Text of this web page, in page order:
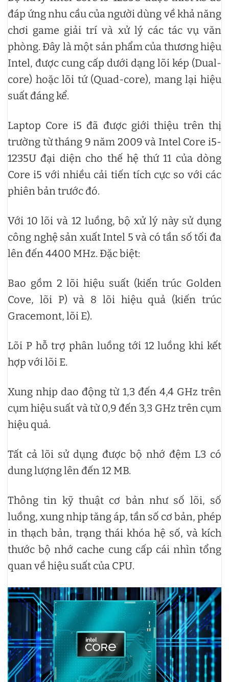
đáp ứng nhu cầu của người dùng về khả năng
chơi game giải trí và xử lý các tác vụ văn
phòng. Đây là một sản phẩm của thương hiệu
Intel, được cung cấp dưới dạng lõi kép (Dual-
core) hoặc lõi tứ (Quad-core), mang lại hiệu
suất đáng kể.
Laptop Core i5 đã được giới thiệu trên thị
trường từ tháng 9 năm 2009 và Intel Core i5-
1235U đại diện cho thế hệ thứ 11 của dòng
Core i5 với nhiều cải tiến tích cực so với các
phiên bản trước đó.
Với 10 lõi và 12 luồng, bộ xử lý này sử dụng
công nghệ sản xuất Intel 5 và có tần số tối đa
lên đến 4400 MHz. Đặc biệt:
Bao gồm 2 lõi hiệu suất (kiến trúc Golden
Cove, lõi P) và 8 lõi hiệu quả (kiến trúc
Gracemont, lõi E).
Lõi P hỗ trợ phân luồng tới 12 luồng khi kết
hợp với lõi E.
Xung nhịp dao động từ 1,3 đến 4,4 GHz trên
cụm hiệu suất và từ 0,9 đến 3,3 GHz trên cụm
hiệu quả.
Tất cả lõi sử dụng được bộ nhớ đệm L3 có
dung lượng lên đến 12 MB.
Thông tin kỹ thuật cơ bản như số lõi, số
luồng, xung nhịp tăng áp, tần số cơ bản, phép
in thạch bản, trạng thái khóa hệ số, và kích
thước bộ nhớ cache cung cấp cái nhìn tổng
quan về hiệu suất của CPU.